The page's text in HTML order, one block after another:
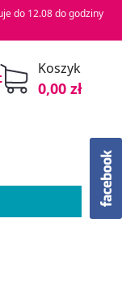
do 12.08 do godziny
Koszyk
0,00 zł